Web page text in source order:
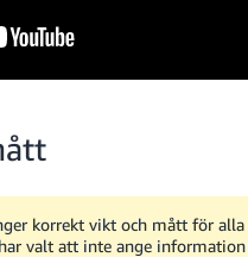
korrekt vikt och mått för
valt att inte ange